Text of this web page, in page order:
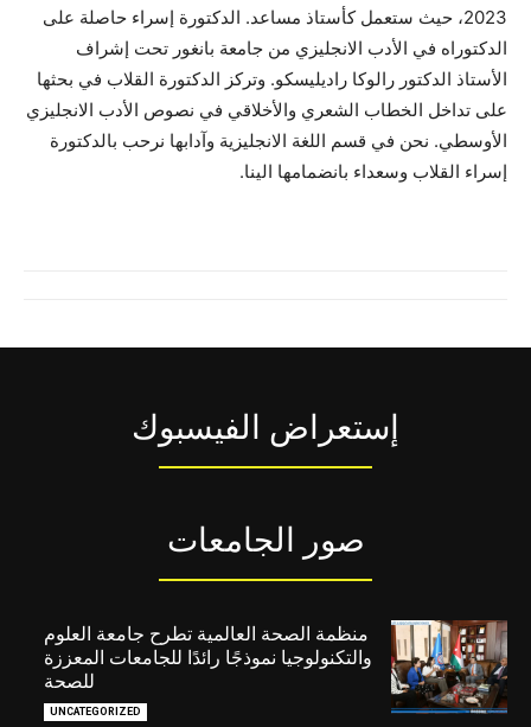
2023، حيث ستعمل كأستاذ مساعد. الدكتورة إسراء حاصلة على
الدكتوراه في الأدب الانجليزي من جامعة بانغور تحت إشراف
الأستاذ الدكتور رالوكا راديليسكو. وتركز الدكتورة القلاب في بحثها
على تداخل الخطاب الشعري والأخلاقي في نصوص الأدب الانجليزي
الأوسطي. نحن في قسم اللغة الانجليزية وآدابها نرحب بالدكتورة
إسراء القلاب وسعداء بانضمامها الينا.
إستعراض الفيسبوك
صور الجامعات
منظمة الصحة العالمية تطرح جامعة العلوم
والتكنولوجيا نموذجًا رائدًا للجامعات المعززة
للصحة
UNCATEGORIZED